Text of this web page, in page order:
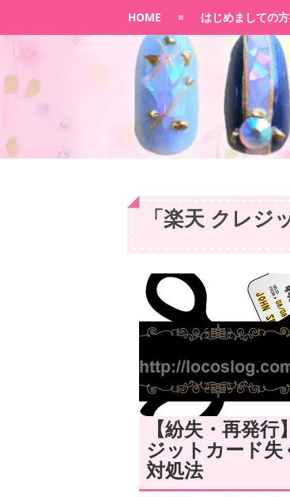
HOME はじめましての
「 楽天 クレジ
【紛失・再発行
ジットカード失
対処法